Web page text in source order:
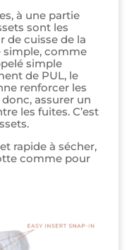
à une partie
sont les
de cuisse de la
simple, comme
simple
de PUL, le
renforcer les
assurer un
les fuites. C’est
rapide à sécher,
comme pour